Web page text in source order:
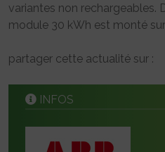
variantes non rechargeables.
module 30 kWh est monté
partager cette actualité sur :
INFOS